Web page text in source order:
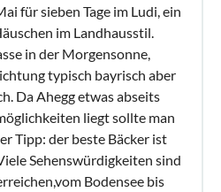
für sieben Tage im Ludi, ein
im Landhausstil.
in der Morgensonne,
typisch bayrisch aber
Da Ahegg etwas abseits
liegt sollte man
Tipp: der beste Bäcker ist
Sehenswürdigkeiten sind
Bodensee bis